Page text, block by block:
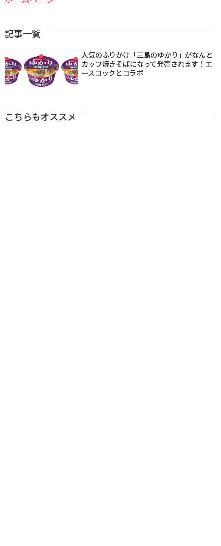
記事一覧
人気のふりかけ「三島のゆかり」がなんと
カップ焼きそばになって発売されます！エ
ースコックとコラボ
こちらもオススメ